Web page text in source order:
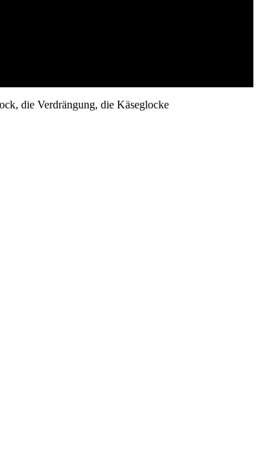
die Verdrängung, die Käseglocke